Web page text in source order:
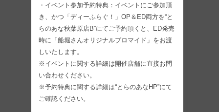
・イベント参加予約特典：イベントにご参加頂
き、かつ「ディーふらぐ！」OP＆ED両方を“と
らのあな秋葉原店B”にてご予約頂くと、ED発売
時に「船堀さんオリジナルブロマイド」をお渡
しいたします。
※イベントに関する詳細は開催店舗に直接お問
い合わせください。
※予約特典に関する詳細は“とらのあなHP”にて
ご確認ください。